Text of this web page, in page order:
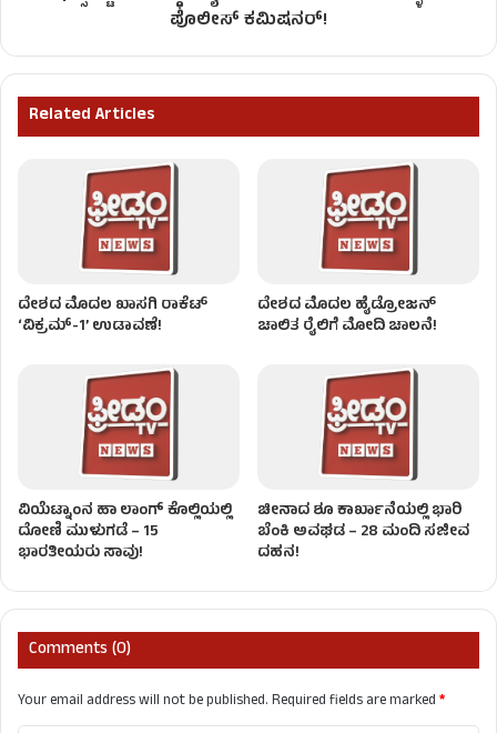
ಪೊಲೀಸ್ ಕಮಿಷನರ್!
Related Articles
ದೇಶದ ಮೊದಲ ಖಾಸಗಿ ರಾಕೆಟ್
‘ವಿಕ್ರಮ್-1’ ಉಡಾವಣೆ!
ದೇಶದ ಮೊದಲ ಹೈಡ್ರೋಜನ್‌
ಚಾಲಿತ ರೈಲಿಗೆ ಮೋದಿ ಚಾಲನೆ!
ವಿಯೆಟ್ನಾಂನ ಹಾ ಲಾಂಗ್ ಕೊಲ್ಲಿಯಲ್ಲಿ
ದೋಣಿ ಮುಳುಗಡೆ – 15
ಭಾರತೀಯರು ಸಾವು!
ಚೀನಾದ ಶೂ ಕಾರ್ಖಾನೆಯಲ್ಲಿ ಭಾರಿ
ಬೆಂಕಿ ಅವಘಡ – 28 ಮಂದಿ ಸಜೀವ
ದಹನ!
Comments (0)
Your email address will not be published.Required fields are marked*